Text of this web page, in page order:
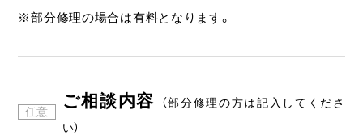
※部分修理の場合は有料となります。
ご相談内容
（部分修理の方は記入してくださ
い）